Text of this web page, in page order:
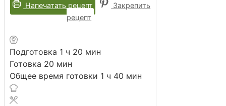
Напечатать рецепт
Закрепить
рецепт
Подготовка 1 час
ч 20 минут
мин
Готовка 20 минут
мин
Общее время готовки 1 час
ч 40 минут
мин